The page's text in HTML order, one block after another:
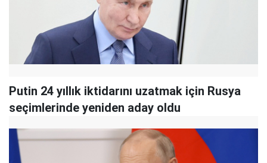
Putin 24 yıllık iktidarını uzatmak için Rusya
seçimlerinde yeniden aday oldu